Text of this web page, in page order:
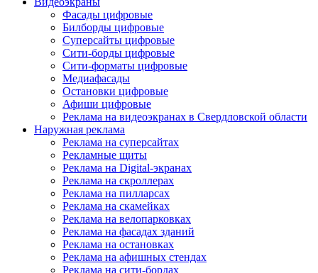
Фасады цифровые
Билборды цифровые
Суперсайты цифровые
Сити-борды цифровые
Сити-форматы цифровые
Медиафасады
Остановки цифровые
Афиши цифровые
Реклама на видеоэкранах в Свердловской области
Наружная реклама
Реклама на суперсайтах
Рекламные щиты
Реклама на Digital-экранах
Реклама на скроллерах
Реклама на пилларсах
Реклама на скамейках
Реклама на велопарковках
Реклама на фасадах зданий
Реклама на остановках
Реклама на афишных стендах
Реклама на сити-бордах